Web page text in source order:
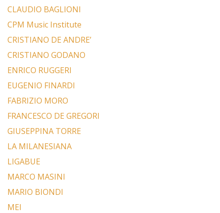
CLAUDIO BAGLIONI
CPM Music Institute
CRISTIANO DE ANDRE’
CRISTIANO GODANO
ENRICO RUGGERI
EUGENIO FINARDI
FABRIZIO MORO
FRANCESCO DE GREGORI
GIUSEPPINA TORRE
LA MILANESIANA
LIGABUE
MARCO MASINI
MARIO BIONDI
MEI